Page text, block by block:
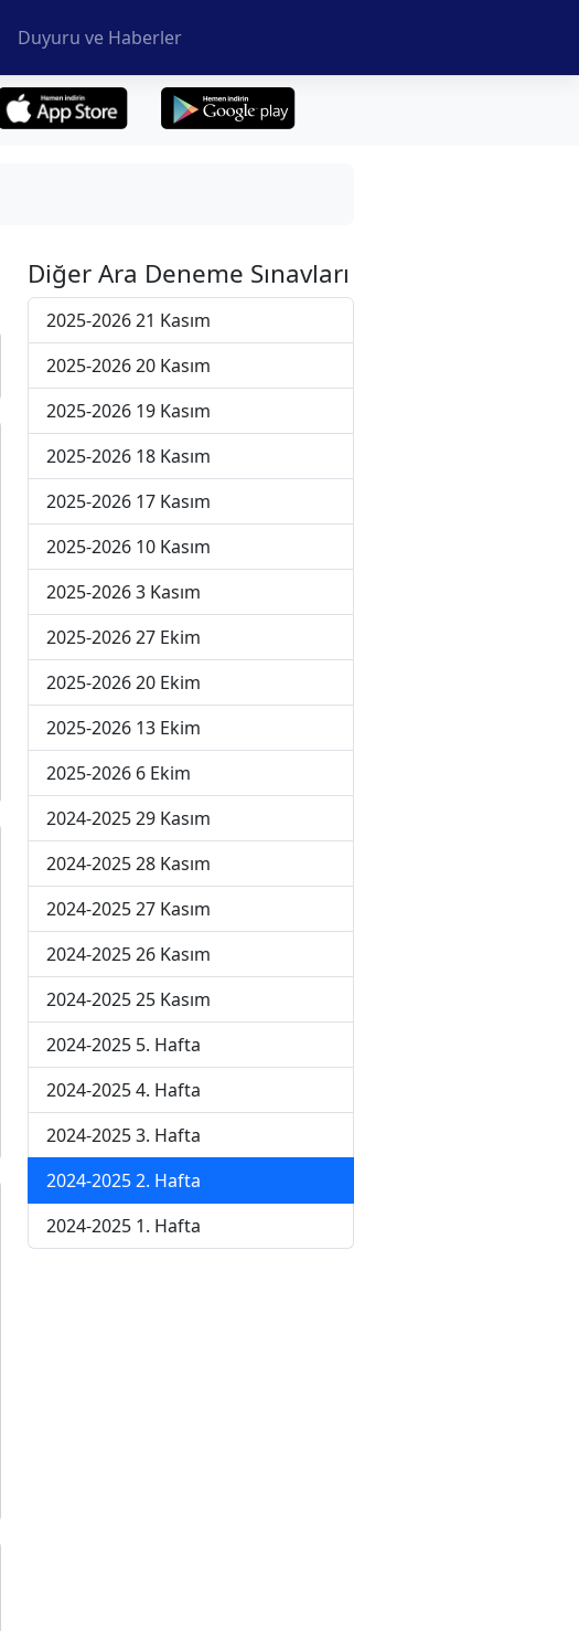
Duyuru ve Haberler
Diğer Ara Deneme Sınavları
2025-2026 21 Kasım
2025-2026 20 Kasım
2025-2026 19 Kasım
2025-2026 18 Kasım
2025-2026 17 Kasım
2025-2026 10 Kasım
2025-2026 3 Kasım
2025-2026 27 Ekim
2025-2026 20 Ekim
2025-2026 13 Ekim
2025-2026 6 Ekim
2024-2025 29 Kasım
2024-2025 28 Kasım
2024-2025 27 Kasım
2024-2025 26 Kasım
2024-2025 25 Kasım
2024-2025 5. Hafta
2024-2025 4. Hafta
2024-2025 3. Hafta
2024-2025 2. Hafta
2024-2025 1. Hafta